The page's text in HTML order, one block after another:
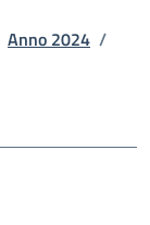
Anno 2024 /